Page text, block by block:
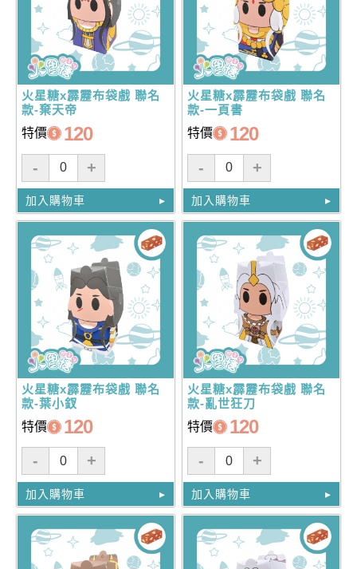
火星糖x霹靂布袋戲 聯名
款-棄天帝
特價
120
- +
加入購物車
火星糖x霹靂布袋戲 聯名
款-一頁書
特價
120
- +
加入購物車
火星糖x霹靂布袋戲 聯名
款-葉小釵
特價
120
- +
加入購物車
火星糖x霹靂布袋戲 聯名
款-亂世狂刀
特價
120
- +
加入購物車